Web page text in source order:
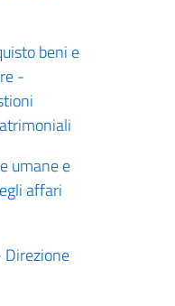
beni e
-
umane e
affari